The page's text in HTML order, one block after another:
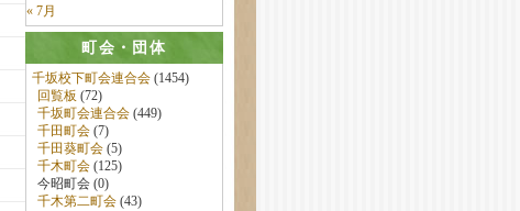
« 7月
町会・団体
千坂校下町会連合会(1454)
回覧板 (72)
千坂町会連合会(449)
千田町会(7)
千田葵町会(5)
千木町会(125)
今昭町会 (0)
千木第二町会(43)